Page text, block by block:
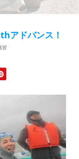
アドバンス！
習